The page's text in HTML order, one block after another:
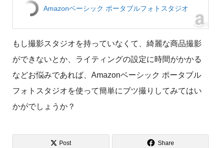
Amazonベーシック ポータブルフォトスタジオ
もし撮影スタジオを持っていなくて、綺麗な商品撮影
ができないとか、ライティングの設定に時間がかかる
などお悩みであれば、Amazonベーシック ポータブル
フォトスタジオを使って簡単にブツ撮りしてみてはい
かがでしょうか？
Post Share